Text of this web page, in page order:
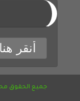
جميع الحقوق